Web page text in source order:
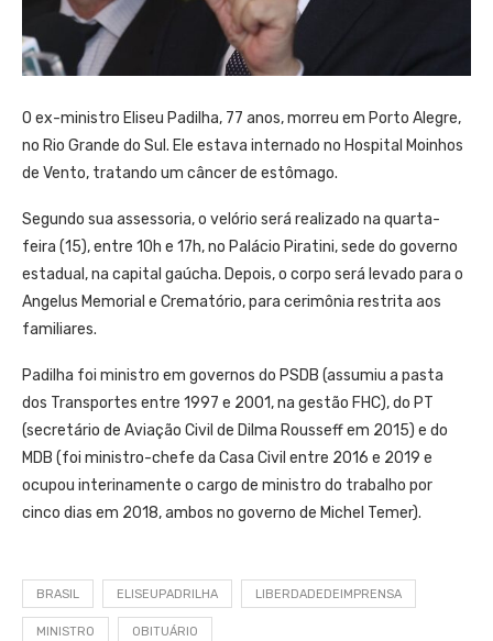
O ex-ministro Eliseu Padilha, 77 anos, morreu em Porto Alegre,
no Rio Grande do Sul. Ele estava internado no Hospital Moinhos
de Vento, tratando um câncer de estômago.
Segundo sua assessoria, o velório será realizado na quarta-
feira (15), entre 10h e 17h, no Palácio Piratini, sede do governo
estadual, na capital gaúcha. Depois, o corpo será levado para o
Angelus Memorial e Crematório, para cerimônia restrita aos
familiares.
Padilha foi ministro em governos do PSDB (assumiu a pasta
dos Transportes entre 1997 e 2001, na gestão FHC), do PT
(secretário de Aviação Civil de Dilma Rousseff em 2015) e do
MDB (foi ministro-chefe da Casa Civil entre 2016 e 2019 e
ocupou interinamente o cargo de ministro do trabalho por
cinco dias em 2018, ambos no governo de Michel Temer).
BRASIL ELISEUPADRILHA LIBERDADEDEIMPRENSA
MINISTRO OBITUÁRIO